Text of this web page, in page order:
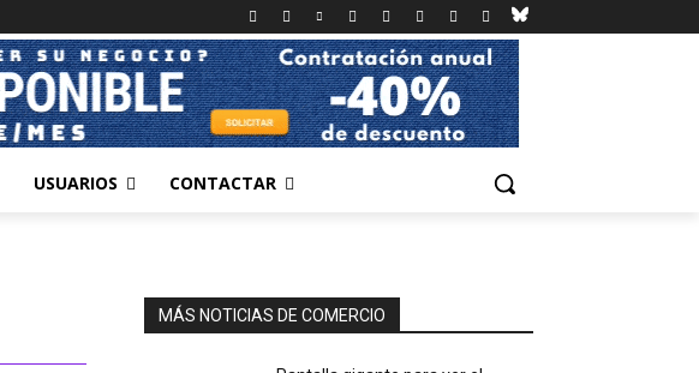
USUARIOS CONTACTAR
MÁS NOTICIAS DE COMERCIO